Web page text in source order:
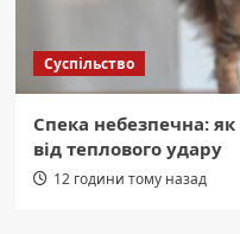
Суспільство
Спека небезпечна:
від теплового удару
12 години тому назад